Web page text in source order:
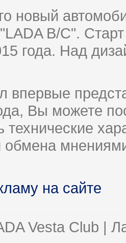
новый
B/C".
года. Над
впервые
Вы можете
технические
на сайте
Vesta Club |